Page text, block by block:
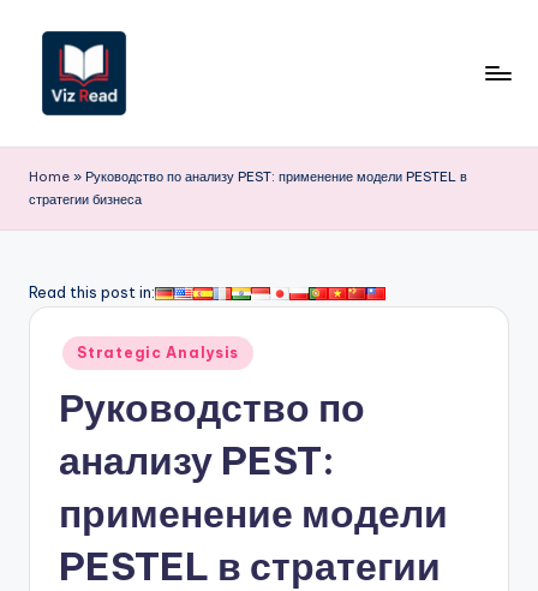
Перейти
содержимому
iz
R
a
Home » Руководство по анализу PEST: применение модели PESTEL в
стратегии бизнеса
Read this post in:
Опубликовано
Strategic Analysis
Руководство по
анализу PEST:
применение модели
PESTEL в стратегии